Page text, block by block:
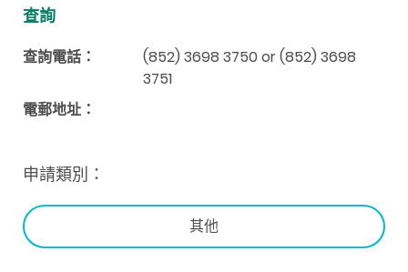
查詢
查詢電話：
(852) 3698 3750 or (852) 3698
3751
電郵地址：
申請類別：
其他